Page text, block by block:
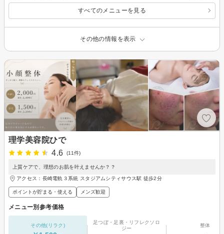
すべてのメニューを見る
その他の情報を表示
理学美容院ひで
4.6
(11件)
上質ケアで、理想のお肌を叶えませんか？？
アクセス：長崎電軌３系統 スタジアムシティサウス駅 徒歩2分
ポイントが貯まる・使える メンズ歓迎
メニュー別参考価格
その他(リラク)
足つぼ・足裏・リフレクソロ
ジー
整体